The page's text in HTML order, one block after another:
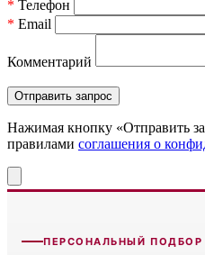
* Телефон
* Email
Комментарий
Нажимая кнопку «Отправить
правилами соглашения о
ПЕРСОНАЛЬНЫЙ ПОДБОР